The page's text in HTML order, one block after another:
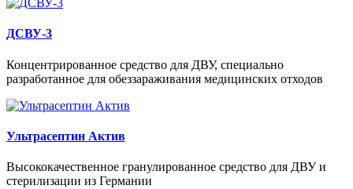
ДСВУ-3
Концентрированное средство для ДВУ, специально
разработанное для обеззараживания медицинских отходов
Ультрасептин Актив
Высококачественное гранулированное средство для ДВУ и
стерилизации из Германии